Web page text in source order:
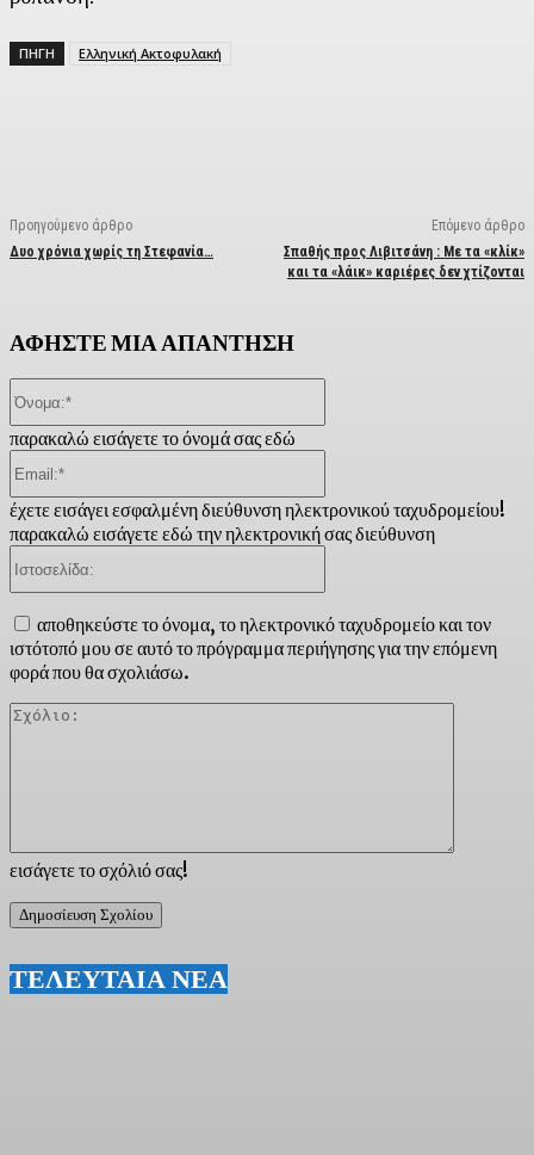
ΠΗΓΗ Ελληνική Ακτοφυλακή
Προηγούμενο άρθρο
Δυο χρόνια χωρίς τη Στεφανία…
Επόμενο άρθρο
Σπαθής προς Λιβιτσάνη : Με τα «κλίκ»
και τα «λάικ» καριέρες δεν χτίζονται
ΑΦΗΣΤΕ ΜΙΑ ΑΠΑΝΤΗΣΗ
εισάγετε το σχόλιό σας!
παρακαλώ εισάγετε το όνομά σας εδώ
έχετε εισάγει εσφαλμένη διεύθυνση ηλεκτρονικού ταχυδρομείου!
παρακαλώ εισάγετε εδώ την ηλεκτρονική σας διεύθυνση
αποθηκεύστε το όνομα, το ηλεκτρονικό ταχυδρομείο και τον
ιστότοπό μου σε αυτό το πρόγραμμα περιήγησης για την επόμενη
φορά που θα σχολιάσω.
ΤΕΛΕΥΤΑΙΑ ΝΕΑ